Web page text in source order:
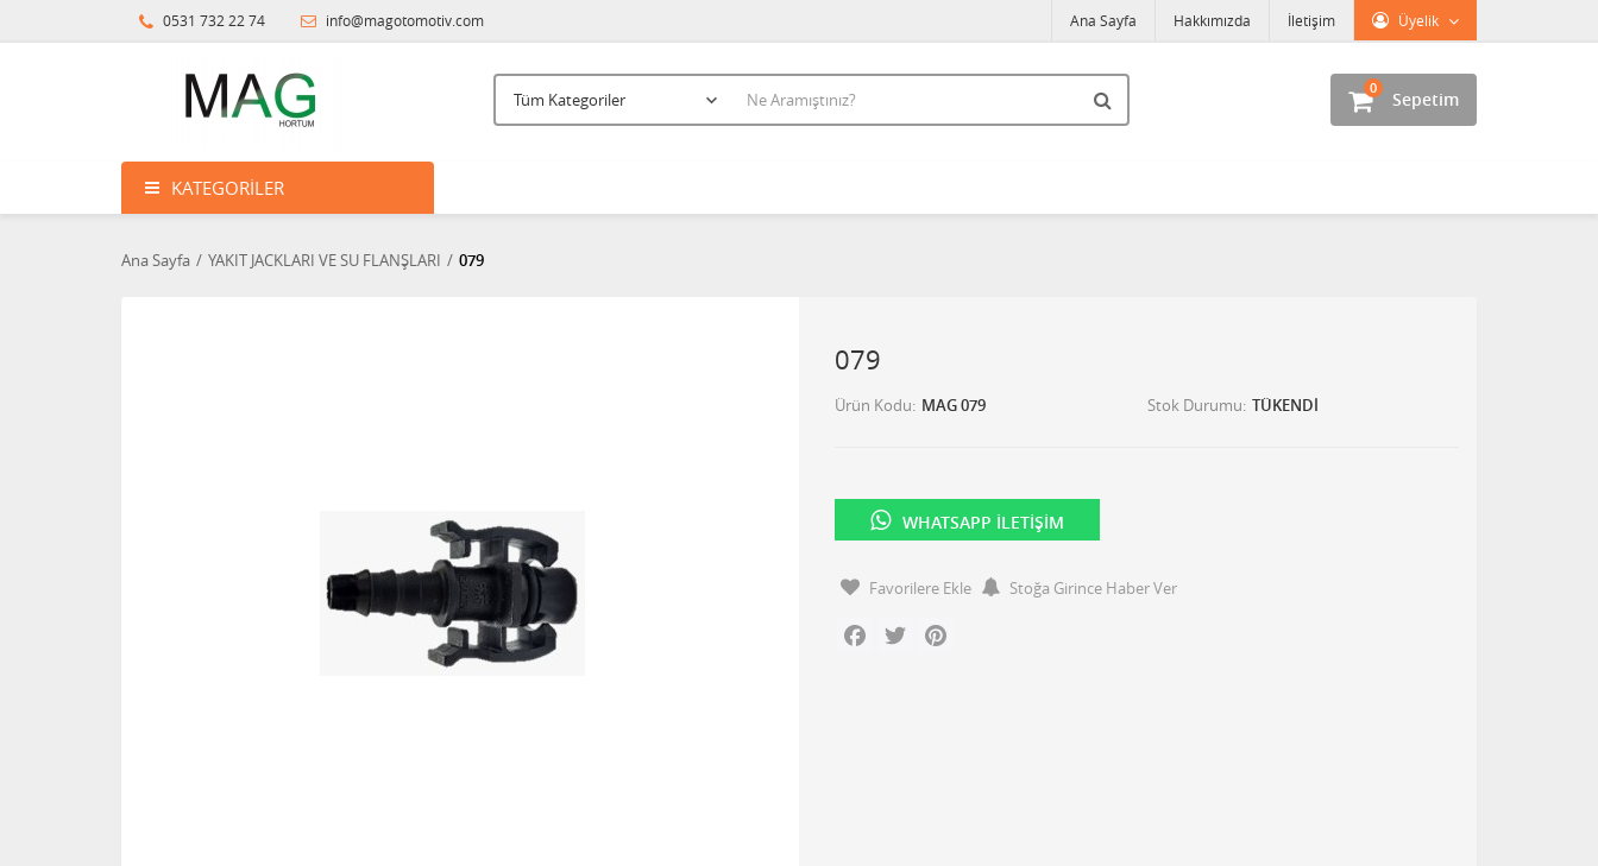
0531 732 22 74 info@magotomotiv.com Üyelik
Ana Sayfa Hakkımızda İletişim
Sepetim
0
KATEGORILER
Ana Sayfa YAKIT JACKLARI VE SU FLANŞLARI 079
079
Ürün Kodu MAG 079 Stok Durumu TÜKENDİ
WHATSAPP İLETIŞIM
Favorilere Ekle
Stoğa Girince Haber Ver
Facebook
Twitter